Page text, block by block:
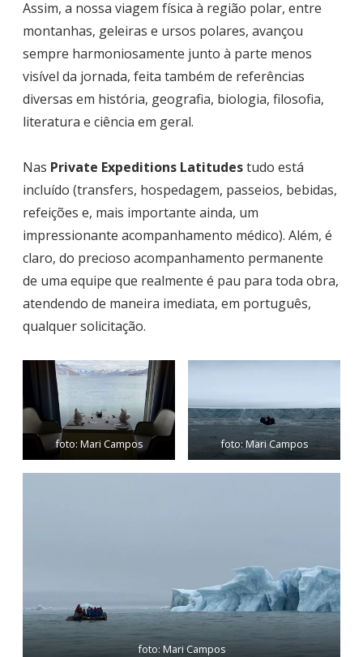
Assim, a nossa viagem física à região polar, entre
montanhas, geleiras e ursos polares, avançou
sempre harmoniosamente junto à parte menos
visível da jornada, feita também de referências
diversas em história, geografia, biologia, filosofia,
literatura e ciência em geral.
Nas Private Expeditions Latitudestudo está
incluído (transfers, hospedagem, passeios, bebidas,
refeições e, mais importante ainda, um
impressionante acompanhamento médico). Além, é
claro, do precioso acompanhamento permanente
de uma equipe que realmente é pau para toda obra,
atendendo de maneira imediata, em português,
qualquer solicitação.
foto: Mari Campos foto: Mari Campos
foto: Mari Campos